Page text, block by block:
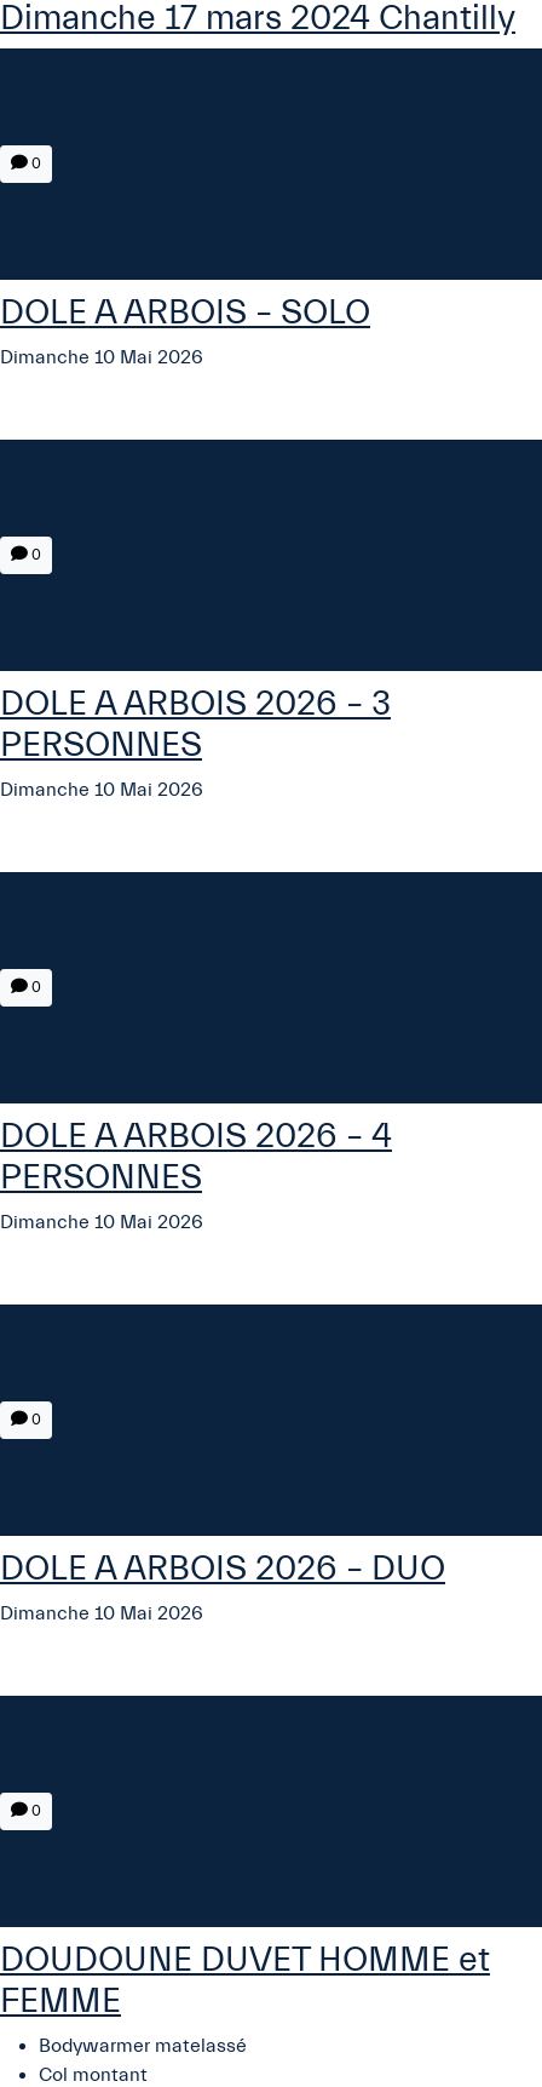
Dimanche 17 mars 2024 Chantilly
0
DOLE A ARBOIS – SOLO
Dimanche 10 Mai 2026
0
DOLE A ARBOIS 2026 – 3
PERSONNES
Dimanche 10 Mai 2026
0
DOLE A ARBOIS 2026 – 4
PERSONNES
Dimanche 10 Mai 2026
0
DOLE A ARBOIS 2026 – DUO
Dimanche 10 Mai 2026
0
DOUDOUNE DUVET HOMME et
FEMME
Bodywarmer matelassé
Col montant